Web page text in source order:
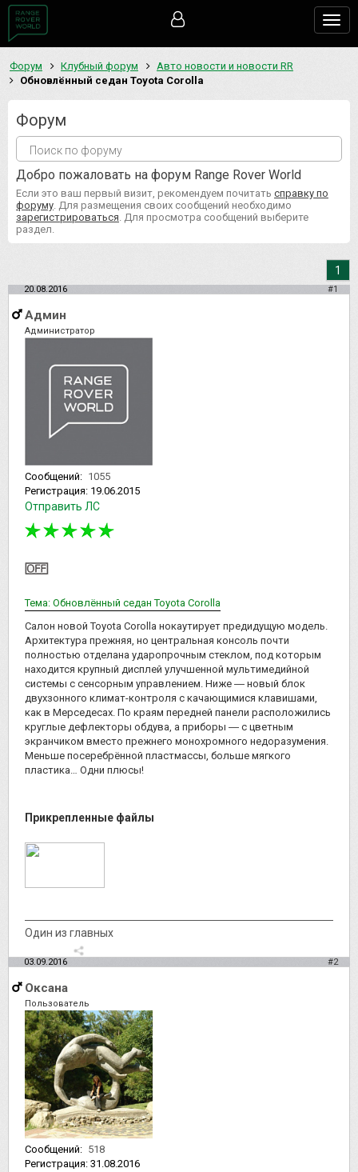
Форум Клубный форум
Авто новости и новости RR
Обновлённый седан Toyota Corolla
Форум
Добро пожаловать на форум Range Rover World
Если это ваш первый визит, рекомендуем почитать справку по
форуму . Для размещения своих сообщений необходимо
зарегистрироваться . Для просмотра сообщений выберите
раздел.
1
20.08.2016 #1
Админ
Администратор
Сообщений: 1055
Регистрация: 19.06.2015
Отправить ЛС
Тема: Обновлённый седан Toyota Corolla
Салон новой Toyota Corolla нокаутирует предидущую модель.
Архитектура прежняя, но центральная консоль почти
полностью отделана ударопрочным стеклом, под которым
находится крупный дисплей улучшенной мультимедийной
системы с сенсорным управлением. Ниже ― новый блок
двухзонного климат-контроля с качающимися клавишами,
как в Мерседесах. По краям передней панели расположились
круглые дефлекторы обдува, а приборы ― с цветным
экранчиком вместо прежнего монохромного недоразумения.
Меньше посеребрённой пластмассы, больше мягкого
пластика… Одни плюсы!
Прикрепленные файлы
Один из главных
03.09.2016 #2
Оксана
Пользователь
Сообщений: 518
Регистрация: 31.08.2016